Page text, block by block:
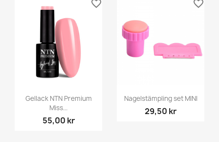
Gellack NTN Premium
Miss...
55,00 kr
favorite_border
Nagelstämpling set MINI
29,50 kr
favorite_border